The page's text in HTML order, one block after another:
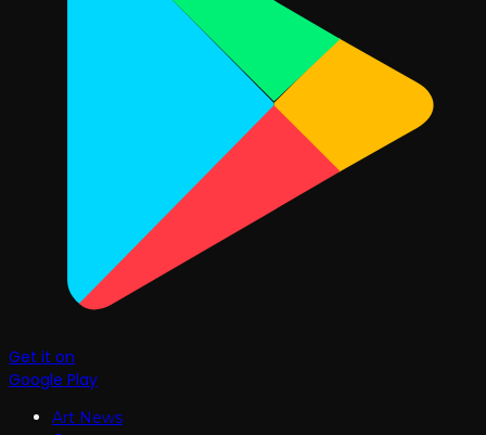
Get it on
Google Play
Art News